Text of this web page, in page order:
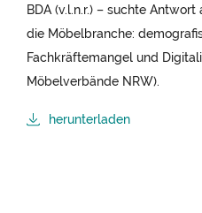
BDA (v.l.n.r.) – suchte
die Möbelbranche:
Fachkräftemangel und
Möbelverbände NRW).
herunterladen